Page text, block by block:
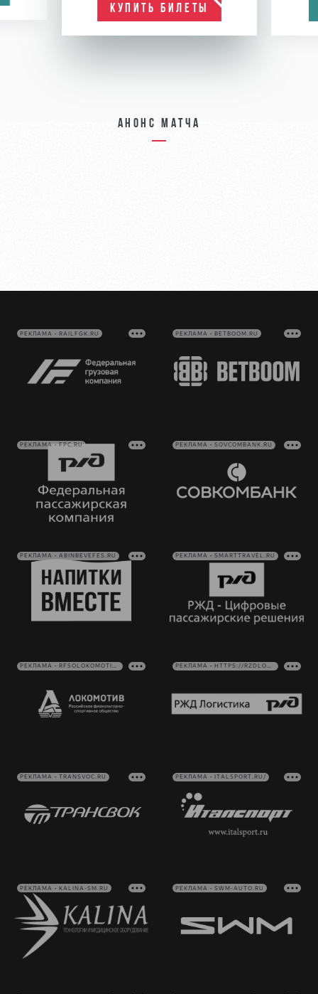
КУПИТЬ БИЛЕТЫ
Анонс матча
РЕКЛАМА • RAILFGK.RU РЕКЛАМА • BETBOOM.RU
РЕКЛАМА • FPC.RU РЕКЛАМА • SOVCOMBANK.RU
РЕКЛАМА • ABINBEVEFES.RU РЕКЛАМА • SMARTTRAVEL.RU
РЕКЛАМА • RFSOLOKOMOTIV.RU РЕКЛАМА • HTTPS://RZDLOG.RU/
РЕКЛАМА • TRANSVOC.RU РЕКЛАМА • ITALSPORT.RU/
РЕКЛАМА • KALINA-SM.RU РЕКЛАМА • SWM-AUTO.RU